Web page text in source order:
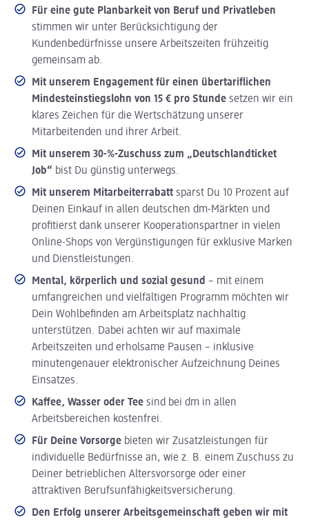
Für eine gute Planbarkeit von Beruf und Privatleben
stimmen wir unter Berücksichtigung der
Kundenbedürfnisse unsere Arbeitszeiten frühzeitig
gemeinsam ab.
Mit unserem Engagement für einen übertariflichen
Mindesteinstiegslohn von 15 € pro Stunde setzen wir ein
klares Zeichen für die Wertschätzung unserer
Mitarbeitenden und ihrer Arbeit.
Mit unserem 30-%-Zuschuss zum „Deutschlandticket
Job“ bist Du günstig unterwegs.
Mit unserem Mitarbeiterrabatt sparst Du 10 Prozent auf
Deinen Einkauf in allen deutschen dm-Märkten und
profitierst dank unserer Kooperationspartner in vielen
Online-Shops von Vergünstigungen für exklusive Marken
und Dienstleistungen.
Mental, körperlich und sozial gesund – mit einem
umfangreichen und vielfältigen Programm möchten wir
Dein Wohlbefinden am Arbeitsplatz nachhaltig
unterstützen. Dabei achten wir auf maximale
Arbeitszeiten und erholsame Pausen – inklusive
minutengenauer elektronischer Aufzeichnung Deines
Einsatzes.
Kaffee, Wasser oder Tee sind bei dm in allen
Arbeitsbereichen kostenfrei.
Für Deine Vorsorge bieten wir Zusatzleistungen für
individuelle Bedürfnisse an, wie z. B. einem Zuschuss zu
Deiner betrieblichen Altersvorsorge oder einer
attraktiven Berufsunfähigkeitsversicherung.
Den Erfolg unserer Arbeitsgemeinschaft geben wir mit